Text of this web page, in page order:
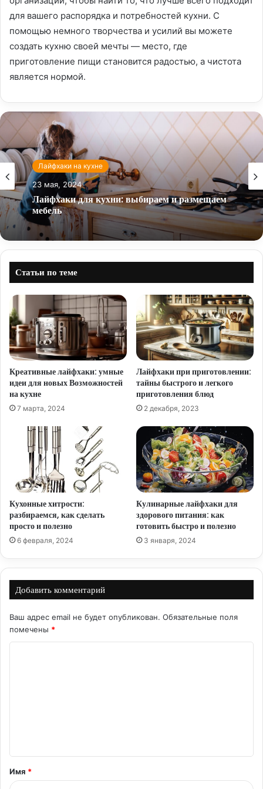
для вашего распорядка и потребностей кухни. С
помощью немного творчества и усилий вы можете
создать кухню своей мечты — место, где
приготовление пищи становится радостью, а чистота
является нормой.
Лайфхаки на кухне
23 мая, 2024
Лайфхаки для кухни: выбираем и размещаем
мебель
Статьи по теме
Креативные лайфхаки: умные
идеи для новых Возможностей
на кухне
7 марта, 2024
Лайфхаки при приготовлении:
тайны быстрого и легкого
приготовления блюд
2 декабря, 2023
Кухонные хитрости:
разбираемся, как сделать
просто и полезно
6 февраля, 2024
Кулинарные лайфхаки для
здорового питания: как
готовить быстро и полезно
3 января, 2024
Добавить комментарий
Ваш адрес email не будет опубликован. Обязательные поля
помечены *
т
а
Имя *